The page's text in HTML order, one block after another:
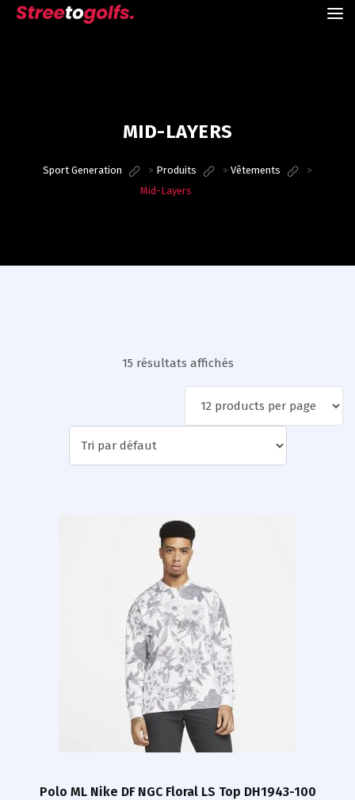
MID-LAYERS
Sport Generation > Produits > Vêtements
>
Mid-Layers
15 résultats affichés
Polo ML Nike DF NGC Floral LS Top DH1943-100